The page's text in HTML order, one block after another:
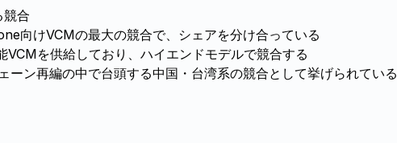
合
向けVCMの最大の競合で、シェアを分け合っている
を供給しており、ハイエンドモデルで競合する
ーン再編の中で台頭する中国・台湾系の競合として挙げられている